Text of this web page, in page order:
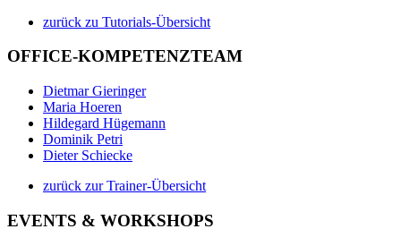
zurück zu Tutorials-Übersicht
OFFICE-KOMPETENZTEAM
Dietmar Gieringer
Maria Hoeren
Hildegard Hügemann
Dominik Petri
Dieter Schiecke
zurück zur Trainer-Übersicht
EVENTS & WORKSHOPS